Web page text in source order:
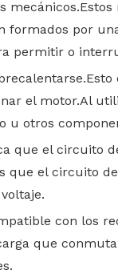
formados por
permitir o
el motor.Al
u otros
que el circuito
que el circuito
con los
que